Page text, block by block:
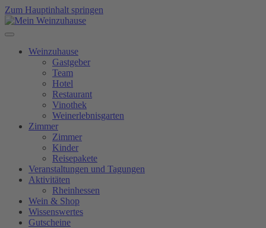
Zum Hauptinhalt springen
Weinzuhause
Gastgeber
Team
Hotel
Restaurant
Vinothek
Weinerlebnisgarten
Zimmer
Zimmer
Kinder
Reisepakete
Veranstaltungen und Tagungen
Aktivitäten
Rheinhessen
Wein & Shop
Wissenswertes
Gutscheine